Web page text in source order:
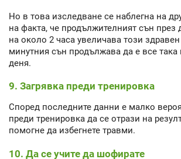
Но в това изследване се наблегна на
на факта, че продължителният сън през
на около 2 часа увеличава този
минутния сън продължава да е все така
деня.
9. Загрявка преди тренировка
Според последните данни е малко
преди тренировка да се отрази на
помогне да избегнете травми.
10. Да се учите да шофирате